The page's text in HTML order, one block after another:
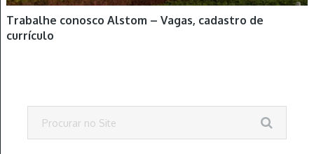
Trabalhe conosco Alstom – Vagas, cadastro de
currículo